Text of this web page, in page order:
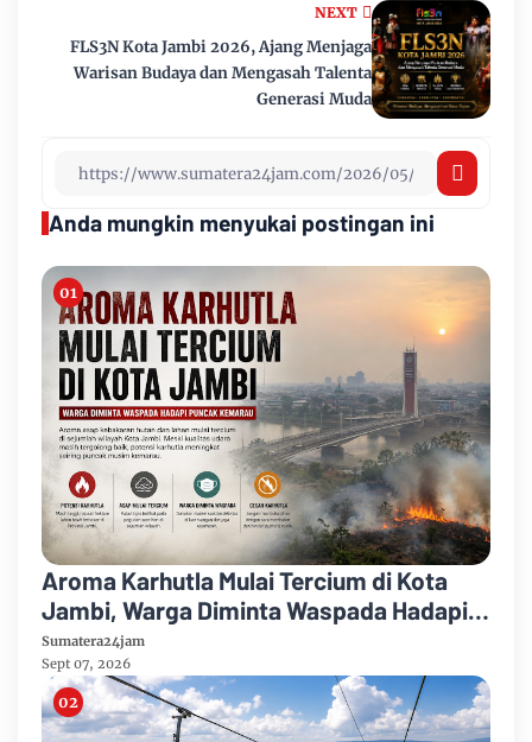
NEXT
FLS3N Kota Jambi 2026, Ajang Menjaga
Warisan Budaya dan Mengasah Talenta
Generasi Muda
Anda mungkin menyukai postingan ini
Aroma Karhutla Mulai Tercium di Kota
Jambi, Warga Diminta Waspada Hadapi
Puncak Kemarau
Sumatera24jam
Sept 07, 2026